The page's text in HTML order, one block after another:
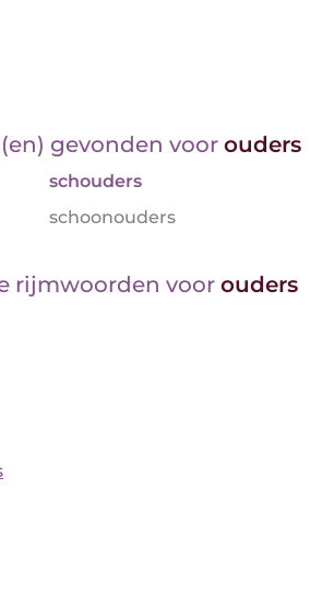
gevonden voor ouders
schouders
schoonouders
rijmwoorden voor ouders